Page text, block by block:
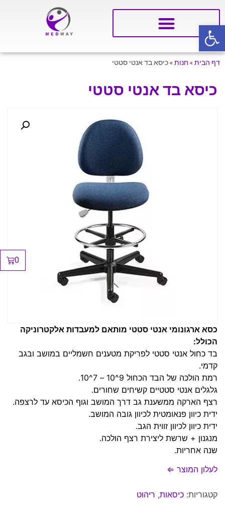
פתח סרגל נגישות
0
דף הבית»חנות»כיסא בד אנטי סטטי
כיסא בד אנטי סטטי
כסא ארגונומי אנטי סטטי מותאם למעבדות אלקטרוניקה
הכולל:
בד כחול אנטי סטטי לפריקת מטענים חשמליים במושב ובגב
קדמי.
רמת הולכה של הבד הכחול 9^10 – 7^10.
גלגלים אנטי סטטיים קשיחים שחורים.
רצף הארקה ממשענת גב דרך המושב וגוף הכיסא עד לרצפה.
ידית כיוון פנאומטית לכיוון גובה המושב.
ידית כיוון לכיוון זווית הגב.
מנגנון + שרשת ליצירת רצף הולכה.
שנה אחריות.
לעלון המוצר ⇐
קטגוריות: כיסאות, ריהוט